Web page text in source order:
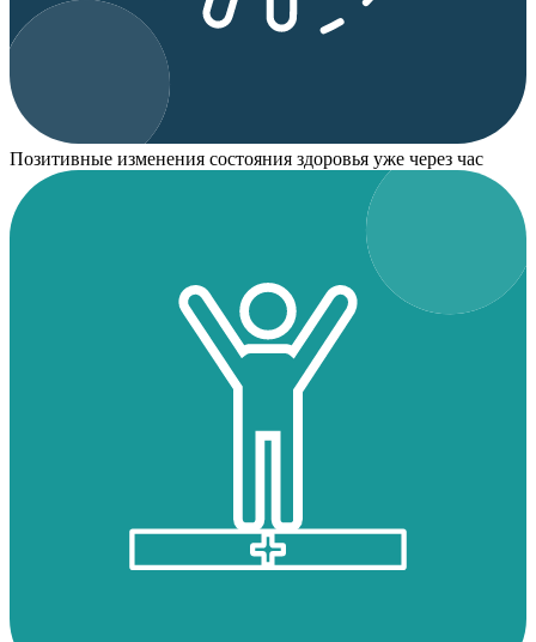
Позитивные изменения состояния здоровья уже через час